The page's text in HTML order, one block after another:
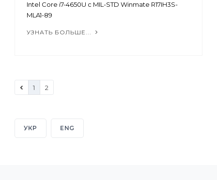
Intel Core i7-4650U с MIL-STD Winmate R17IH3S-
MLA1-89
УЗНАТЬ БОЛЬШЕ...
1 2
УКР ENG